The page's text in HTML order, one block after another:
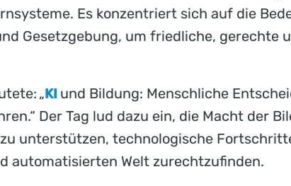
Es konzentriert sich auf die
Gesetzgebung, um friedliche, gerechte
„KI und Bildung: Menschliche
Der Tag lud dazu ein, die Macht der
unterstützen, technologische
automatisierten Welt zurechtzufinden.